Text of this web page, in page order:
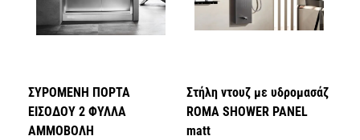
ΣΥΡΟΜΕΝΗ ΠΟΡΤΑ
ΕΙΣΟΔΟΥ 2 ΦΥΛΛΑ
ΑΜΜΟΒΟΛΗ
Στήλη ντουζ με υδρομασάζ
ROMA SHOWER PANEL
matt